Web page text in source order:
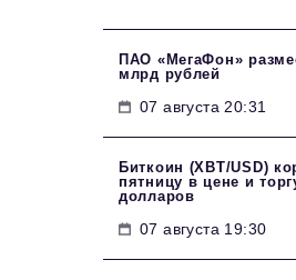
ПАО «МегаФон»
млрд рублей
07 августа 20:31
Биткоин (XBT/USD)
пятницу в цене и
долларов
07 августа 19:30